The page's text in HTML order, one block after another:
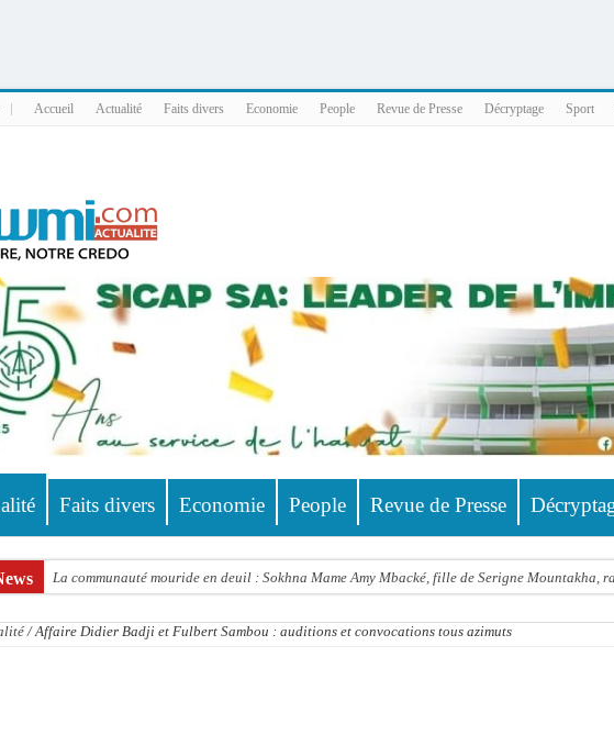
Accueil Actualité Faits divers Economie People Revue de Presse Décryptage Sport
Faits divers Economie People Revue de Presse
La communauté mouride en deuil : Sokhna Mame Amy Mbacké, fille de Serigne Mountakha,
/ Affaire Didier Badji et Fulbert Sambou : auditions et convocations tous azimuts